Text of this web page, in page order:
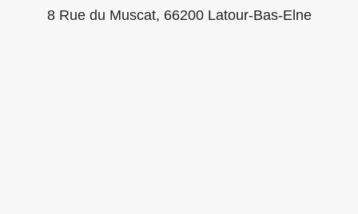
8 Rue du Muscat, 66200 Latour-Bas-Elne